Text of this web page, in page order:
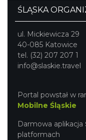
ŚLĄSKA
ul. Mickiewicza 29
40-085 Katowice
tel. (32) 207 207 1
info@slaskie.travel
Portal powstał w
Mobilne Śląskie
Darmowa aplikacja
platformach